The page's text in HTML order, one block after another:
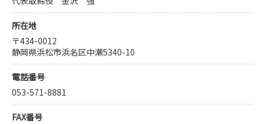
所在地
〒434-0012
静岡県浜松市浜名区中瀬5340-10
電話番号
053-571-8881
FAX番号
商品一覧
EECO WHOLESALEとは
ご利用案内